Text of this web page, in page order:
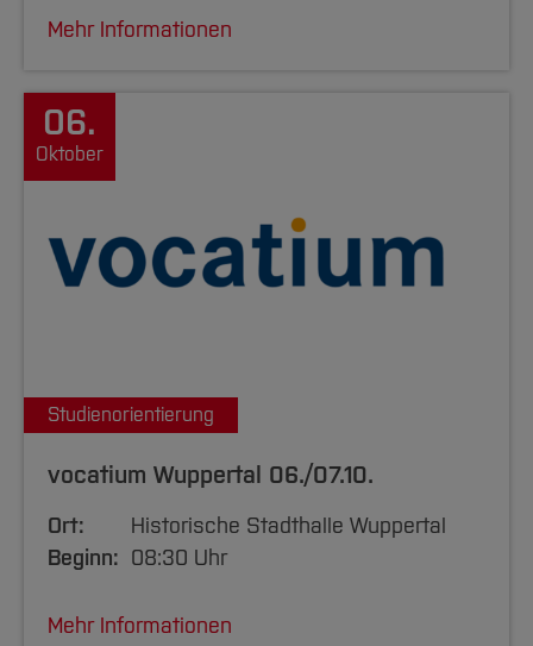
Mehr Informationen
Studienorientierung
06.
Oktober
vocatium Wuppertal 06./07.10.
Ort:
Historische Stadthalle Wuppertal
Beginn: 08:30 Uhr
Mehr Informationen